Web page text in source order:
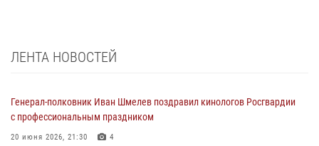
ЛЕНТА НОВОСТЕЙ
Генерал-полковник Иван Шмелев поздравил кинологов Росгвардии
с профессиональным праздником
20 июня 2026, 21:30 4